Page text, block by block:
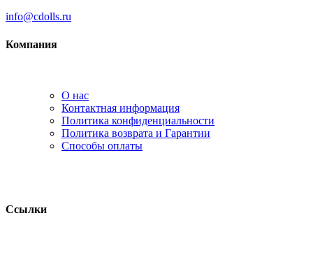
info@cdolls.ru
Компания
О нас
Контактная информация
Политика конфиденциальности
Политика возврата и Гарантии
Способы оплаты
Ссылки